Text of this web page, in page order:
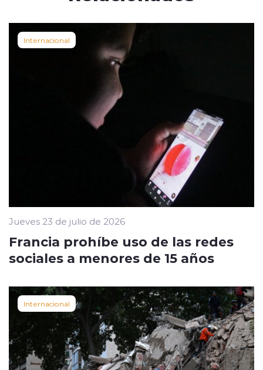
Internacional
Jueves 23 de julio de 2026
Francia prohíbe uso de las redes
sociales a menores de 15 años
Internacional